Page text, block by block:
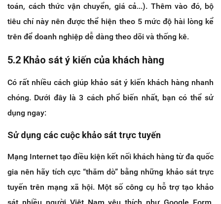
toán, cách thức vận chuyển, giá cả...). Thêm vào đó, bộ
tiêu chí này nên được thể hiện theo 5 mức độ hài lòng kể
trên để doanh nghiệp dễ dàng theo dõi và thống kê.
5.2 Khảo sát ý kiến của khách hàng
Có rất nhiều cách giúp khảo sát ý kiến khách hàng nhanh
chóng. Dưới đây là 3 cách phổ biến nhất, bạn có thể sử
dụng ngay:
Sử dụng các cuộc khảo sát trực tuyến
Mạng Internet tạo điều kiện kết nối khách hàng từ đa quốc
gia nên hãy tích cực “thăm dò” bằng những khảo sát trực
tuyến trên mạng xã hội. Một số công cụ hỗ trợ tạo khảo